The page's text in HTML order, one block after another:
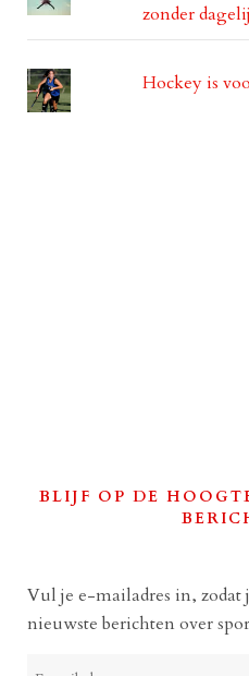
zonder
Hockey is
BLIJF OP DE
Vul je e-mailadres in, zodat
nieuwste berichten over